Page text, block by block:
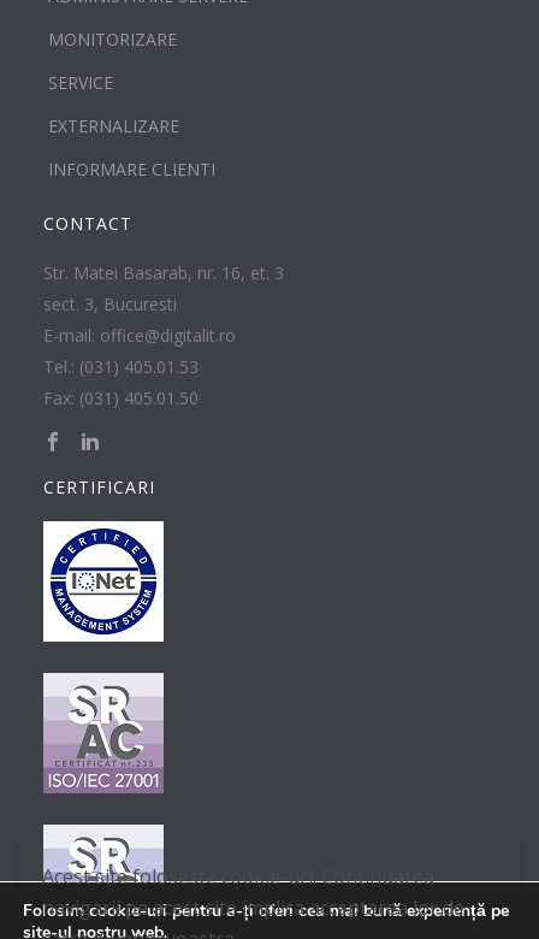
Acest site foloseste cookie-uri. Continuarea
navigarii pe acest site implica acceptarea lor de
MONITORIZARE
SERVICE
EXTERNALIZARE
INFORMARE CLIENTI
CONTACT
Str. Matei Basarab, nr. 16, et. 3
sect. 3, Bucuresti
E-mail: office@digitalit.ro
Tel.: (031) 405.01.53
Fax: (031) 405.01.50
CERTIFICARI
Folosim cookie-uri pentru a-ți oferi cea mai bună experiență pe
site-ul nostru web.